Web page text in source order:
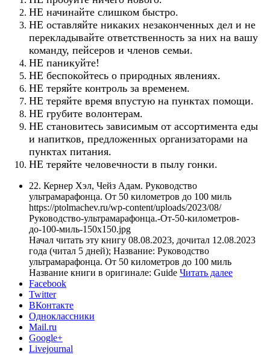
НЕ начинайте слишком быстро.
НЕ оставляйте никаких незаконченных дел и не
перекладывайте ответственность за них на вашу
команду, пейсеров и членов семьи.
НЕ паникуйте!
НЕ беспокойтесь о природных явлениях.
НЕ теряйте контроль за временем.
НЕ теряйте время впустую на пунктах помощи.
НЕ грубите волонтерам.
НЕ становитесь зависимым от ассортимента еды
и напитков, предложенных организаторами на
пунктах питания.
НЕ теряйте человечности в пылу гонки.
22. Кернер Хэл, Чейз Адам. Руководство
ультрамарафонца. От 50 километров до 100 миль
https://ptolmachev.ru/wp-content/uploads/2023/08/
Руководство-ультрамарафонца.-От-50-километров-
до-100-миль-150x150.jpg
Начал читать эту книгу 08.08.2023, дочитал 12.08.2023
года (читал 5 дней); Название: Руководство
ультрамарафонца. От 50 километров до 100 миль
Название книги в оригинале: Guide Читать далее
Facebook
Twitter
ВКонтакте
Одноклассники
Mail.ru
Google+
Livejournal